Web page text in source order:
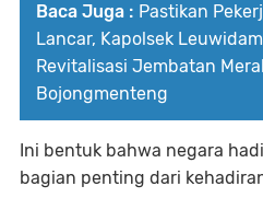
Baca Juga : Pastikan
Lancar, Kapolsek
Revitalisasi Jembatan
Bojongmenteng
Ini bentuk bahwa negara
bagian penting dari